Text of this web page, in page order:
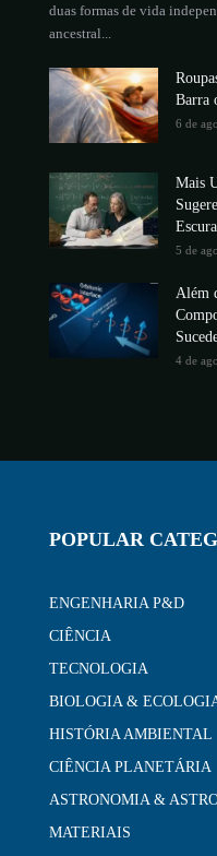
duas formas de vida
ancestral...
Barra
6 de
Mais
5 de
Além
4 de
POPULAR
ENGENHARIA P&D
CIÊNCIA
TECNOLOGIA
BIOLOGIA &
HISTÓRIA AMBIENTAL
CIÊNCIA PLANETÁRIA
ASTRONOMIA &
MATERIAIS